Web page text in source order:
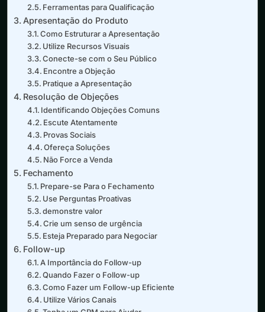
Ferramentas para Qualificação
Apresentação do Produto
Como Estruturar a Apresentação
Utilize Recursos Visuais
Conecte-se com o Seu Público
Encontre a Objeção
Pratique a Apresentação
Resolução de Objeções
Identificando Objeções Comuns
Escute Atentamente
Provas Sociais
Ofereça Soluções
Não Force a Venda
Fechamento
Prepare-se Para o Fechamento
Use Perguntas Proativas
demonstre valor
Crie um senso de urgência
Esteja Preparado para Negociar
Follow-up
A Importância do Follow-up
Quando Fazer o Follow-up
Como Fazer um Follow-up Eficiente
Utilize Vários Canais